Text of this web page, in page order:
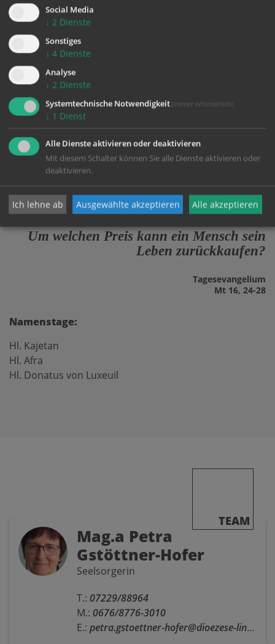
Aktuelles Wochenprogramm
Änderungen vorbehalten!
07.8.26
Um welchen Preis kann ein Mensch sein
Leben zurückkaufen?
Tages­evangelium
Mt 16, 24-28
Namenstage:
Hl. Kajetan
Hl. Afra
Hl. Donatus von Luxeuil
TEAM
Mag.a Petra
Gstöttner-Hofer
Seelsorgerin
T.: 07229/88964
M.: 0676/8776-3010
E.: petra.gstoettner-hofer@dioezese-linz.at
Social Media
↓ 2 Dienste
Sonstiges
↓ 4 Dienste
Analyse
↓ 2 Dienste
Systemtechnische Notwendigkeit (immer erforderlich)
↓ 1 Dienst
Alle Dienste aktivieren oder deaktivieren
Mit diesem Schalter können Sie alle Dienste aktivieren oder
deaktivieren.
Ich lehne ab Ausgewählte akzeptieren Alle akzeptieren